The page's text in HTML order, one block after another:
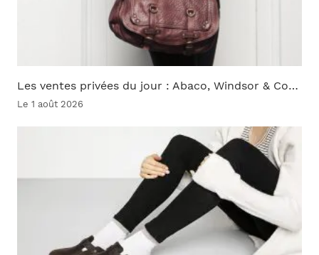
Les ventes privées du jour : Abaco, Windsor & Co…
Le 1 août 2026